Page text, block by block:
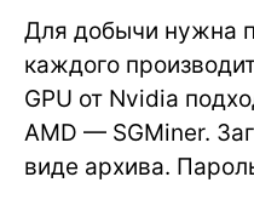
Для добычи нужна
каждого
GPU от Nvidia
AMD — SGMiner.
виде архива.